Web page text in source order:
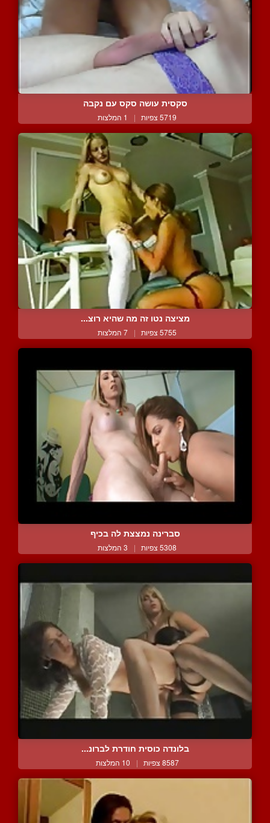
סקסית עושה סקס עם נקבה
5719 צפיות | 1 המלצות
מציצה נטו זה מה שהיא רוצ...
5755 צפיות | 7 המלצות
סברינה נמצצת לה בכיף
5308 צפיות | 3 המלצות
בלונדה כוסית חודרת לברונ...
8587 צפיות | 10 המלצות